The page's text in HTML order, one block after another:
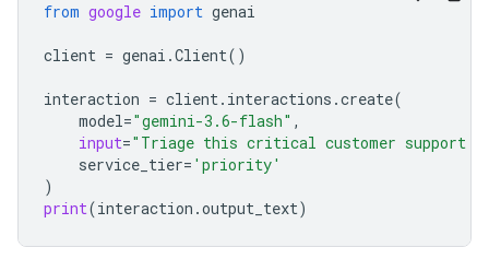
from google import genai
client = genai .Client()
interaction = client. interactions .create(
model="gemini-3.6-flash" ,
input="Triage this critical customer support
service_tier= 'priority'
)
print(interaction .output_text)